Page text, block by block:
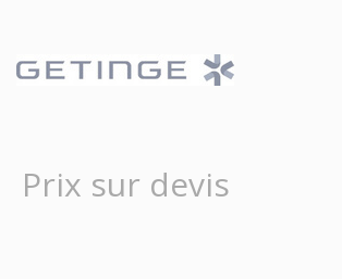
Prix sur devis